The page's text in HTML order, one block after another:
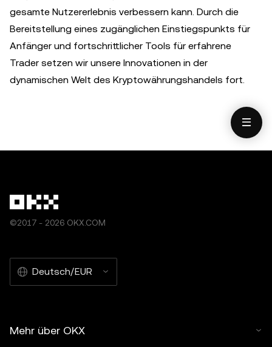
gesamte Nutzererlebnis verbessern kann. Durch die
Bereitstellung eines zugänglichen Einstiegspunkts für
Anfänger und fortschrittlicher Tools für erfahrene
Trader setzen wir unsere Innovationen in der
dynamischen Welt des Kryptowährungshandels fort.
©2017 - 2026 OKX.COM
Deutsch/EUR
Mehr über OKX